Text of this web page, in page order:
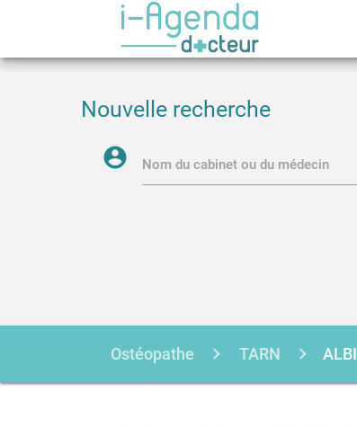
Nouvelle recherche
account_circle Nom du cabinet ou du médecin
Ostéopathe TARN ALBI